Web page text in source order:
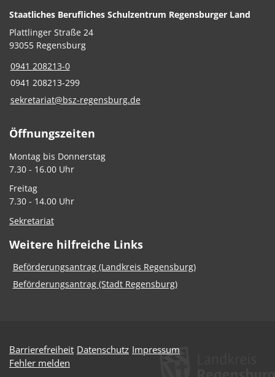
Staatliches Berufliches Schulzentrum Regensburger Land
Plattlinger Straße 24
93055 Regensburg
0941 208213-0
0941 208213-299
sekretariat@bsz-regensburg.de
Öffnungszeiten
Montag bis Donnerstag
7.30 - 16.00 Uhr
Freitag
7.30 - 14.00 Uhr
Sekretariat
Weitere hilfreiche Links
Beförderungsantrag (Landkreis Regensburg)
Beförderungsantrag (Stadt Regensburg)
Barrierefreiheit Datenschutz Impressum
Fehler melden